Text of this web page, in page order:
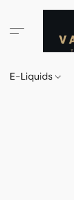
E-Liquids